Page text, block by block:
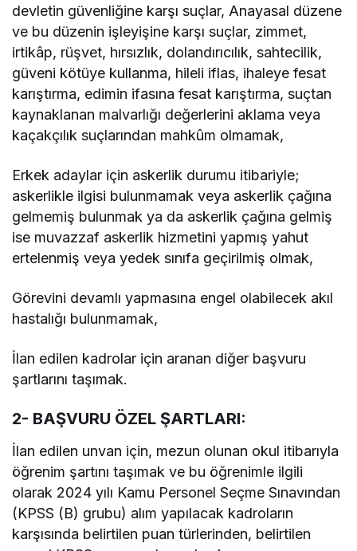
devletin güvenliğine karşı suçlar, Anayasal düzene
ve bu düzenin işleyişine karşı suçlar, zimmet,
irtikâp, rüşvet, hırsızlık, dolandırıcılık, sahtecilik,
güveni kötüye kullanma, hileli iflas, ihaleye fesat
karıştırma, edimin ifasına fesat karıştırma, suçtan
kaynaklanan malvarlığı değerlerini aklama veya
kaçakçılık suçlarından mahkûm olmamak,
Erkek adaylar için askerlik durumu itibariyle;
askerlikle ilgisi bulunmamak veya askerlik çağına
gelmemiş bulunmak ya da askerlik çağına gelmiş
ise muvazzaf askerlik hizmetini yapmış yahut
ertelenmiş veya yedek sınıfa geçirilmiş olmak,
Görevini devamlı yapmasına engel olabilecek akıl
hastalığı bulunmamak,
İlan edilen kadrolar için aranan diğer başvuru
şartlarını taşımak.
2- BAŞVURU ÖZEL ŞARTLARI:
İlan edilen unvan için, mezun olunan okul itibarıyla
öğrenim şartını taşımak ve bu öğrenimle ilgili
olarak 2024 yılı Kamu Personel Seçme Sınavından
(KPSS (B) grubu) alım yapılacak kadroların
karşısında belirtilen puan türlerinden, belirtilen